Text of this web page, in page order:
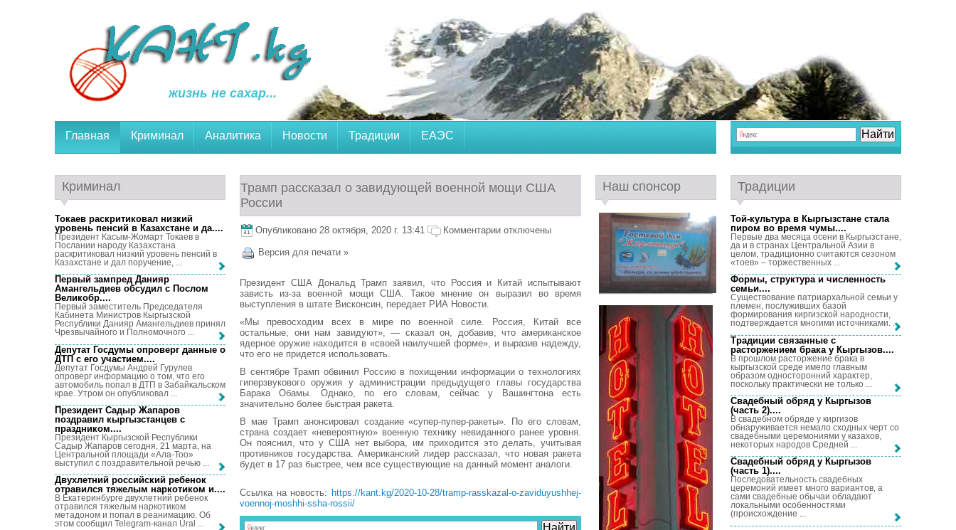
жизнь не сахар...
Главная Криминал Аналитика Новости Традиции ЕАЭС
Трамп рассказал о завидующей военной мощи США
России
Опубликовано 28 октября, 2020 г. 13:41 Комментарии отключены
Версия для печати »
Президент США Дональд Трамп заявил, что Россия и Китай испытывают
зависть из-за военной мощи США. Такое мнение он выразил во время
выступления в штате Висконсин, передает РИА Новости.
«Мы превосходим всех в мире по военной силе. Россия, Китай все
остальные, они нам завидуют», — сказал он, добавив, что американское
ядерное оружие находится в «своей наилучшей форме», и выразив надежду,
что его не придется использовать.
В сентябре Трамп обвинил Россию в похищении информации о технологиях
гиперзвукового оружия у администрации предыдущего главы государства
Барака Обамы. Однако, по его словам, сейчас у Вашингтона есть
значительно более быстрая ракета.
В мае Трамп анонсировал создание «супер-пупер-ракеты». По его словам,
страна создает «невероятную» военную технику невиданного ранее уровня.
Он пояснил, что у США нет выбора, им приходится это делать, учитывая
противников государства. Американский лидер рассказал, что новая ракета
будет в 17 раз быстрее, чем все существующие на данный момент аналоги.
Ссылка на новость: https://kant.kg/2020-10-28/tramp-rasskazal-o-zaviduyushhej-
voennoj-moshhi-ssha-rossii/
Криминал
Токаев раскритиковал низкий
уровень пенсий в Казахстане и да....
Президент Касым-Жомарт Токаев в
Послании народу Казахстана
раскритиковал низкий уровень пенсий в
Казахстане и дал поручение, ...
Первый зампред Данияр
Амангельдиев обсудил с Послом
Великобр....
Первый заместитель Председателя
Кабинета Министров Кыргызской
Республики Данияр Амангельдиев принял
Чрезвычайного и Полномочного ...
Депутат Госдумы опроверг данные о
ДТП с его участием....
Депутат Госдумы Андрей Гурулев
опроверг информацию о том, что его
автомобиль попал в ДТП в Забайкальском
крае. Утром он опубликовал ...
Президент Садыр Жапаров
поздравил кыргызстанцев с
праздником....
Президент Кыргызской Республики
Садыр Жапаров сегодня, 21 марта, на
Центральной площади «Ала-Тоо»
выступил с поздравительной речью ...
Двухлетний российский ребенок
отравился тяжелым наркотиком и....
В Екатеринбурге двухлетний ребенок
отравился тяжелым наркотиком
метадоном и попал в реанимацию. Об
этом сообщил Telegram-канал Ural ...
Наш спонсор Традиции
Той-культура в Кыргызстане стала
пиром во время чумы....
Первые два месяца осени в Кыргызстане,
да и в странах Центральной Азии в
целом, традиционно считаются сезоном
«тоев» – торжественных ...
Формы, структура и численность
семьи....
Существование патриархальной семьи у
племен, послуживших базой
формирования киргизской народности,
подтверждается многими источниками. ...
Традиции связанные с
расторжением брака у Кыргызов....
В прошлом расторжение брака в
кыргызской среде имело главным
образом односторонний характер,
поскольку практически не только ...
Свадебный обряд у Кыргызов
(часть 2)....
В свадебном обряде у киргизов
обнаруживается немало сходных черт со
свадебными церемониями у казахов,
некоторых народов Средней ...
Свадебный обряд у Кыргызов
(часть 1)....
Последовательность свадебных
церемоний имеет много вариантов, а
сами свадебные обычаи обладают
локальными особенностями
(происхождение ...